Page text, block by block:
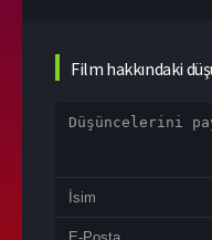
Film hakkındaki